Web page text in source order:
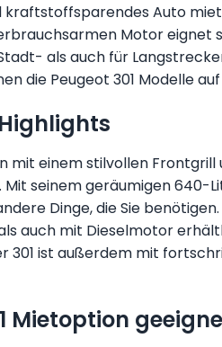
Auto
Motor eignet
als auch für
die Peugeot 301 Modelle
mit einem stilvollen
seinem geräumigen
Dinge, die Sie benötigen.
auch mit Dieselmotor
301 ist außerdem mit
Mietoption